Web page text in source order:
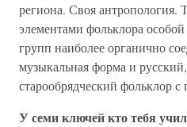
региона. Своя
элементами фольклора
групп наиболее органично
музыкальная форма и
старообрядческий фольклор
У семи ключей кто тебя